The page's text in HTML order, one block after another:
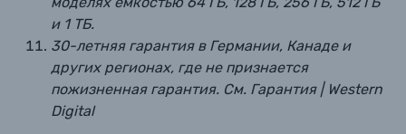
и 1 ТБ.
30-летняя гарантия в Германии, Канаде и
других регионах, где не признается
пожизненная гарантия. См. Гарантия | Western
Digital